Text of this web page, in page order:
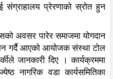
संग्राहालय प्रेरणाको स्रोत हुन
अवसर पारेर समाजमा योगदान
गर्दै आएको आयोजक संस्था टोल
जानकारी दिए । कार्यक्रममा
नागरिक वडा कार्यसमितिका